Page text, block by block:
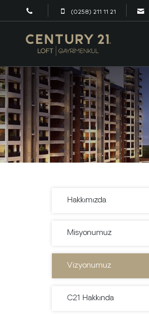
(0258) 211 11 21
Hakkımızda
Misyonumuz
Vizyonumuz
C21 Hakkında